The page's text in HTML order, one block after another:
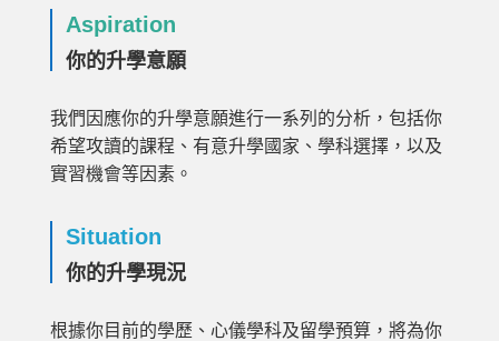
Aspiration
你的升學意願
我們因應你的升學意願進行一系列的分析，包括你
希望攻讀的課程、有意升學國家、學科選擇，以及
實習機會等因素。
Situation
你的升學現況
根據你目前的學歷、心儀學科及留學預算，將為你